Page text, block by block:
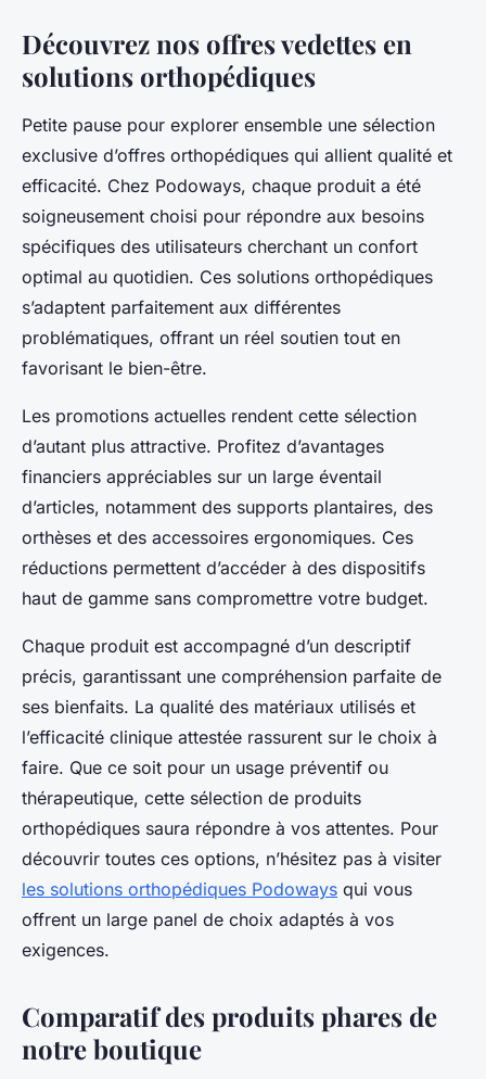
Découvrez nos offres vedettes en
solutions orthopédiques
Petite pause pour explorer ensemble une sélection
exclusive d’offres orthopédiques qui allient qualité et
efficacité. Chez Podoways, chaque produit a été
soigneusement choisi pour répondre aux besoins
spécifiques des utilisateurs cherchant un confort
optimal au quotidien. Ces solutions orthopédiques
s’adaptent parfaitement aux différentes
problématiques, offrant un réel soutien tout en
favorisant le bien-être.
Les promotions actuelles rendent cette sélection
d’autant plus attractive. Profitez d’avantages
financiers appréciables sur un large éventail
d’articles, notamment des supports plantaires, des
orthèses et des accessoires ergonomiques. Ces
réductions permettent d’accéder à des dispositifs
haut de gamme sans compromettre votre budget.
Chaque produit est accompagné d’un descriptif
précis, garantissant une compréhension parfaite de
ses bienfaits. La qualité des matériaux utilisés et
l’efficacité clinique attestée rassurent sur le choix à
faire. Que ce soit pour un usage préventif ou
thérapeutique, cette sélection de produits
orthopédiques saura répondre à vos attentes. Pour
découvrir toutes ces options, n’hésitez pas à visiter
les solutions orthopédiques Podoways qui vous
offrent un large panel de choix adaptés à vos
exigences.
Comparatif des produits phares de
notre boutique